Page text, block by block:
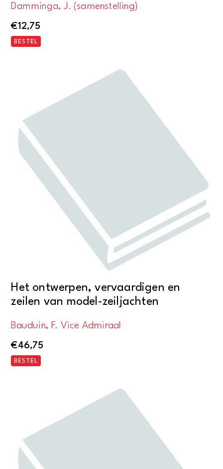
Damminga, J. (samenstelling)
€12,75
BESTEL
Het ontwerpen, vervaardigen en
zeilen van model-zeiljachten
Bauduin, F. Vice Admiraal
€46,75
BESTEL